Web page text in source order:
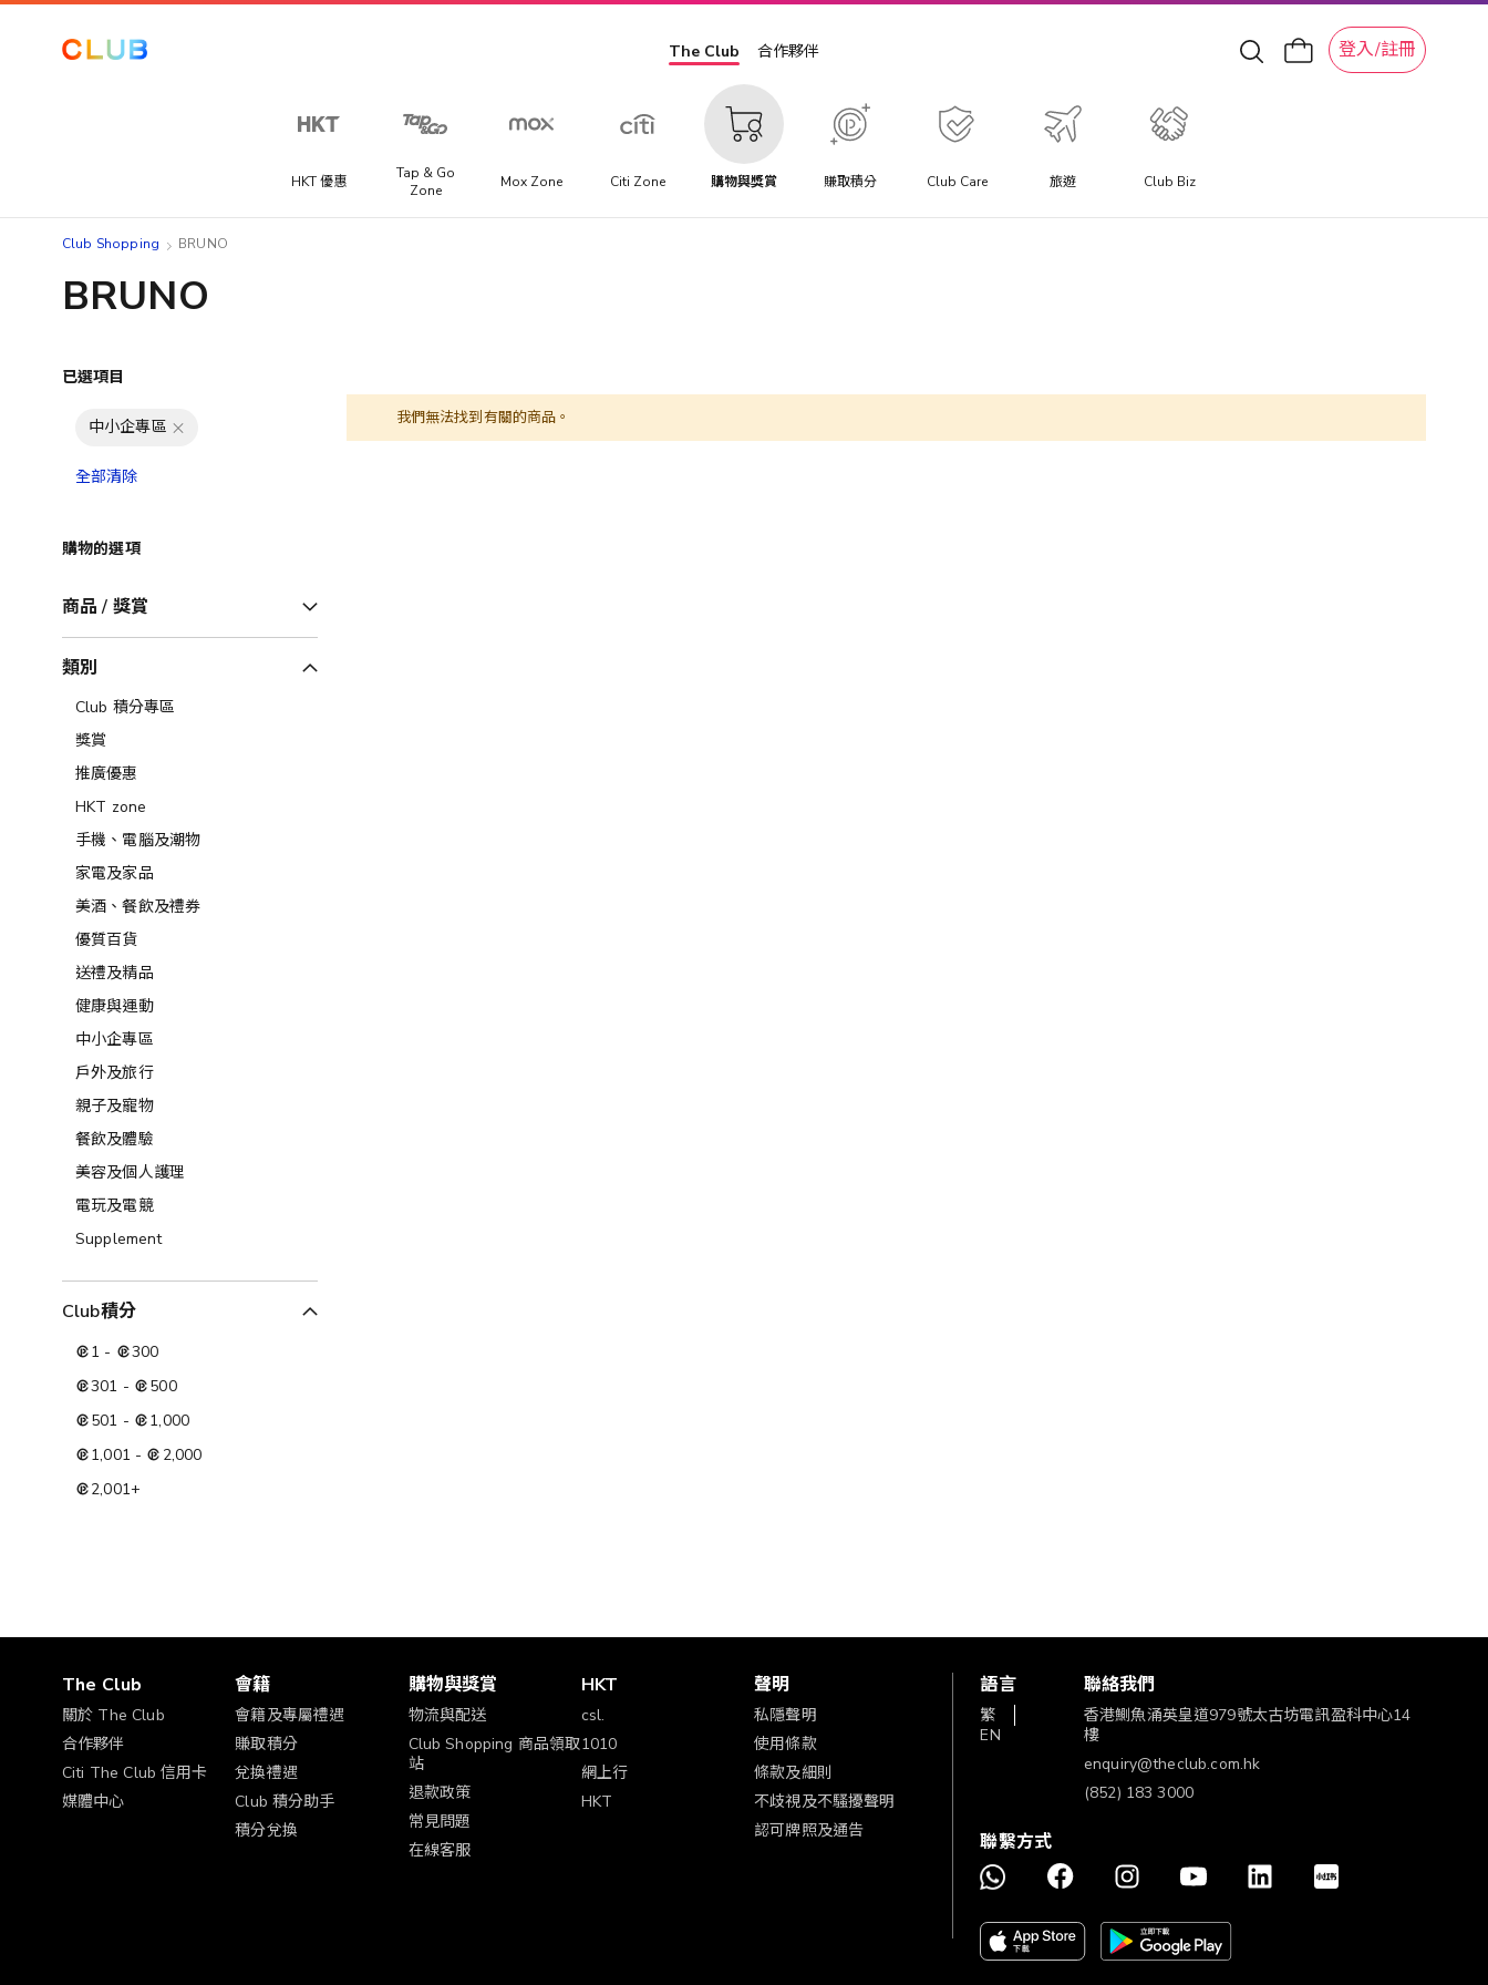
The Club 合作夥伴 登入/註冊
HKT 優惠
Tap & Go
Zone
Mox Zone Citi Zone 購物與獎賞 賺取積分 Club Care 旅遊 Club Biz
Club Shopping BRUNO
BRUNO
我們無法找到有關的商品。
已選項目
中小企專區
全部清除
購物的選項
商品 / 獎賞
類別
Club 積分專區
獎賞
推廣優惠
HKT zone
手機、電腦及潮物
家電及家品
美酒、餐飲及禮券​
優質百貨
送禮及精品
健康與運動
中小企專區
戶外及旅行
親子及寵物
餐飲及體驗
美容及個人護理​
電玩及電競
Supplement
Club積分
1 -
300
301 -
500
501 -
1,000
1,001 -
2,000
2,001+
The Club
關於 The Club
合作夥伴
Citi The Club 信用卡
媒體中心
會籍
會籍及專屬禮遇
賺取積分
兌換禮遇
Club 積分助手
積分兌換
購物與獎賞
物流與配送
Club Shopping 商品領取
站
退款政策
常見問題
在線客服
HKT
csl.
1010
網上行
HKT
聲明
私隱聲明
使用條款
條款及細則
不歧視及不騷擾聲明
認可牌照及通告
語言
繁
EN
聯絡我們
香港鰂魚涌英皇道979號太古坊電訊盈科中心14
樓
enquiry@theclub.com.hk
(852) 183 3000
聯繫方式